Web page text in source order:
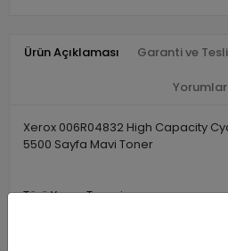
Ürün Açıklaması Garanti ve
Yorumlar
Xerox 006R04832 High Capacity
5500 Sayfa Mavi Toner
Türü Yazıcı Toneri